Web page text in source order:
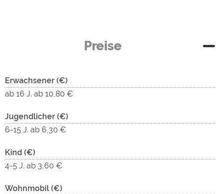
Preise
Erwachsener (€)
ab 16 J. ab 10,80 €
Jugendlicher (€)
6-15 J. ab 6,30 €
Kind (€)
4-5 J. ab 3,60 €
Wohnmobil (€)